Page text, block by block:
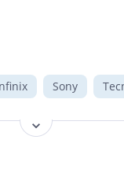
Sony
Показать ещё